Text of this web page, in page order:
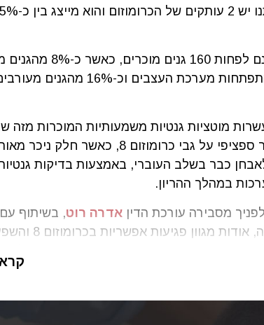
על גבי הכרומוזום ישנם לפחות 160
העצבים וכ-16% מהגנים מעורבים במניעת
מוטציות גנטיות משמעותיות המוכרות מזה
ומערבות פגיעה באזור ספציפי על גבי כרומוזום 8, כאשר חלק ניכר
כבר בשלב העוברי, באמצעות בדיקות
במהלך ההריון.
מסבירה עורכת הדין אדרה רוט, בשיתוף
רפואי בתחום הגנטיקה, אודות מגוון
הדברים כי בכל מקרה של אבחון מוטציה